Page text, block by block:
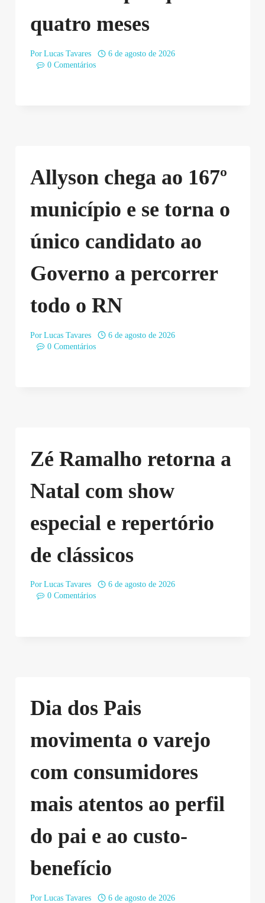
quatro meses
Por Lucas Tavares
6 de agosto de 2026
0 Comentários
Allyson chega ao 167º
município e se torna o
único candidato ao
Governo a percorrer
todo o RN
Por Lucas Tavares
6 de agosto de 2026
0 Comentários
Zé Ramalho retorna a
Natal com show
especial e repertório
de clássicos
Por Lucas Tavares
6 de agosto de 2026
0 Comentários
Dia dos Pais
movimenta o varejo
com consumidores
mais atentos ao perfil
do pai e ao custo-
benefício
Por Lucas Tavares
6 de agosto de 2026